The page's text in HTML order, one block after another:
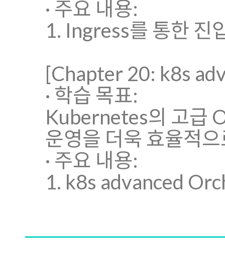
· 주요 내용:
1. Ingress를 통한 진
[Chapter 20: k8s
· 학습 목표:
Kubernetes의 고급
운영을 더욱 효율적
· 주요 내용:
1. k8s advanced